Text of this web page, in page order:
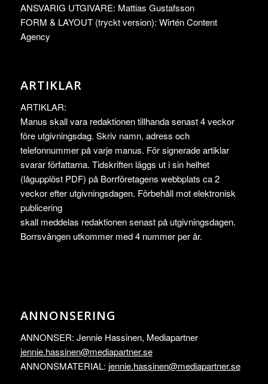
ANSVARIG UTGIVARE: Mattias Gustafsson
FORM & LAYOUT (tryckt version): Wirtén Content
Agency
ARTIKLAR
ARTIKLAR:
Manus skall vara redaktionen tillhanda senast 4 veckor
före utgivningsdag. Skriv namn, adress och
telefonnummer på varje manus. För signerade artiklar
svarar författarna. Tidskriften läggs ut i sin helhet
(lågupplöst PDF) på Borrföretagens webbplats ca 2
veckor efter utgivningsdagen. Förbehåll mot elektronisk
publicering
skall meddelas redaktionen senast på utgivningsdagen.
Borrsvängen utkommer med 4 nummer per år.
ANNONSERING
ANNONSER: Jennie Hassinen, Mediapartner
jennie.hassinen@mediapartner.se
ANNONSMATERIAL: jennie.hassinen@mediapartner.se